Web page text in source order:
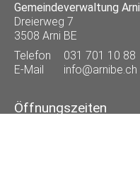
Gemeindeverwaltung Arni
Dreierweg 7
3508 Arni BE
Telefon
031 701 10 88
E-Mail
info@arnibe.ch
Öffnungszeiten